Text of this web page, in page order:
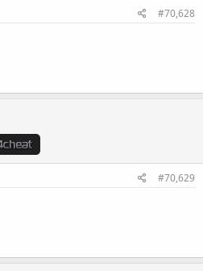
#70,628
#70,629